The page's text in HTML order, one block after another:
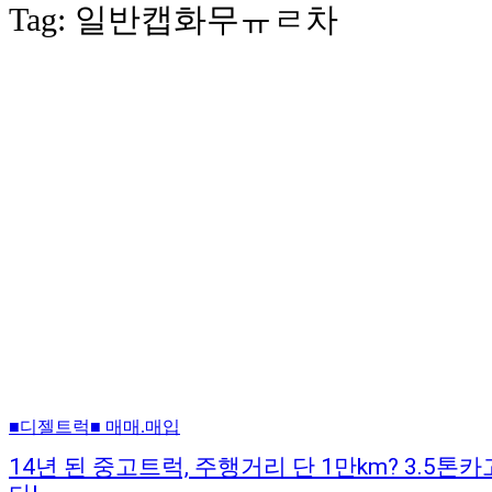
Tag: 일반캡화무ㅠㄹ차
■디젤트럭■ 매매.매입
14년 된 중고트럭, 주행거리 단 1만km? 3.5톤